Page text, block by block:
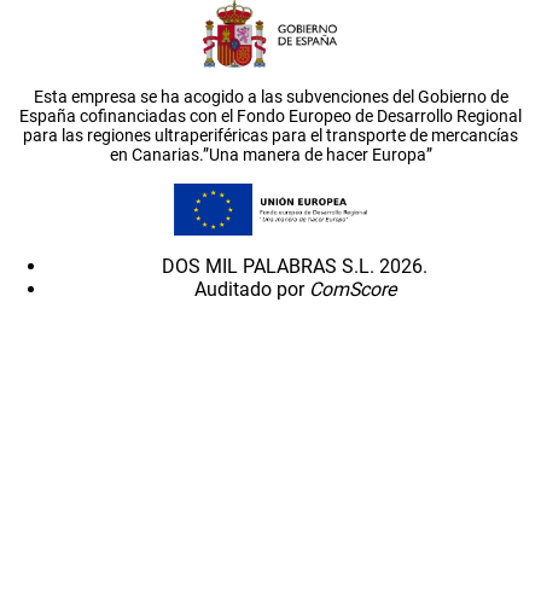
Esta empresa se ha acogido a las subvenciones del Gobierno de
España cofinanciadas con el Fondo Europeo de Desarrollo Regional
para las regiones ultraperiféricas para el transporte de mercancías
en Canarias.”Una manera de hacer Europa”
DOS MIL PALABRAS S.L. 2026.
Auditado por ComScore